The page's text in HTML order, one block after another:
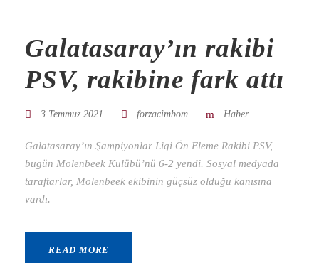
Galatasaray’ın rakibi
PSV, rakibine fark attı
3 Temmuz 2021 forzacimbom Haber
Galatasaray’ın Şampiyonlar Ligi Ön Eleme Rakibi PSV,
bugün Molenbeek Kulübü’nü 6-2 yendi. Sosyal medyada
taraftarlar, Molenbeek ekibinin güçsüz olduğu kanısına
vardı.
READ MORE